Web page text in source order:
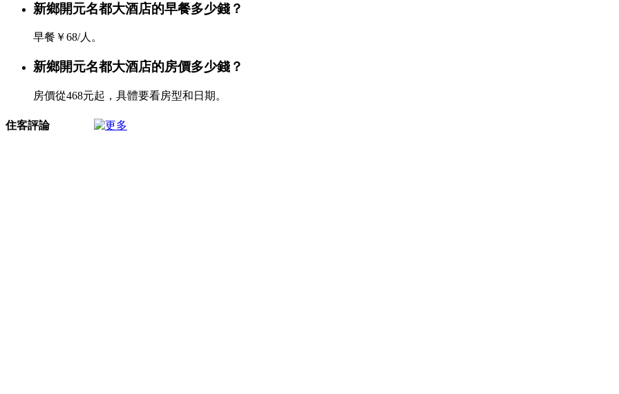
新鄉開元名都大酒店的早餐多少錢？
早餐￥68/人。
新鄉開元名都大酒店的房價多少錢？
房價從468元起，具體要看房型和日期。
住客評論